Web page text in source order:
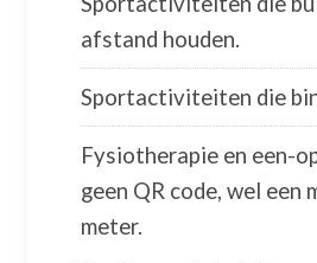
afstand houden.
Sportactiviteiten die
Fysiotherapie en een-
geen QR code, wel een
meter.